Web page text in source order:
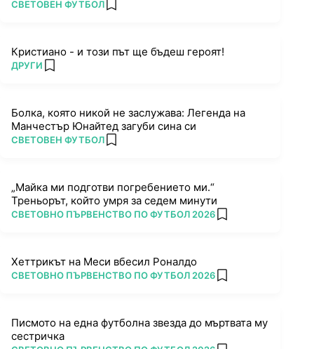
ПОВЕЧЕ ОТ
СВЕТОВЕН ФУТБОЛ add favorites
Кристиано - и този път ще бъдеш героят!
ПОВЕЧЕ ОТ
ДРУГИ add favorites
Болка, която никой не заслужава: Легенда на
Манчестър Юнайтед загуби сина си
ПОВЕЧЕ ОТ
СВЕТОВЕН ФУТБОЛ add favorites
„Майка ми подготви погребението ми.“
Треньорът, който умря за седем минути
ПОВЕЧЕ ОТ
СВЕТОВНО ПЪРВЕНСТВО ПО ФУТБОЛ 2026 add favorites
Хеттрикът на Меси вбесил Роналдо
ПОВЕЧЕ ОТ
СВЕТОВНО ПЪРВЕНСТВО ПО ФУТБОЛ 2026 add favorites
Писмото на една футболна звезда до мъртвата му
сестричка